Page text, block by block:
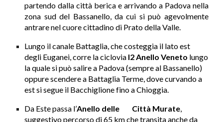
partendo dalla città berica e arrivando a Padova nella
zona sud del Bassanello, da cui si può agevolmente
antrare nel cuore cittadino di Prato della Valle.
Lungo il canale Battaglia, che costeggia il lato est
degli Euganei, corre la ciclovia I2 Anello Veneto lungo
la quale si può salire a Padova (sempre al Bassanello)
oppure scendere a Battaglia Terme, dove curvando a
est si segue il Bacchiglione fino a Chioggia.
Da Este passa l’Anello delle Città Murate,
suggestivo percorso di 65 km che transita anche da